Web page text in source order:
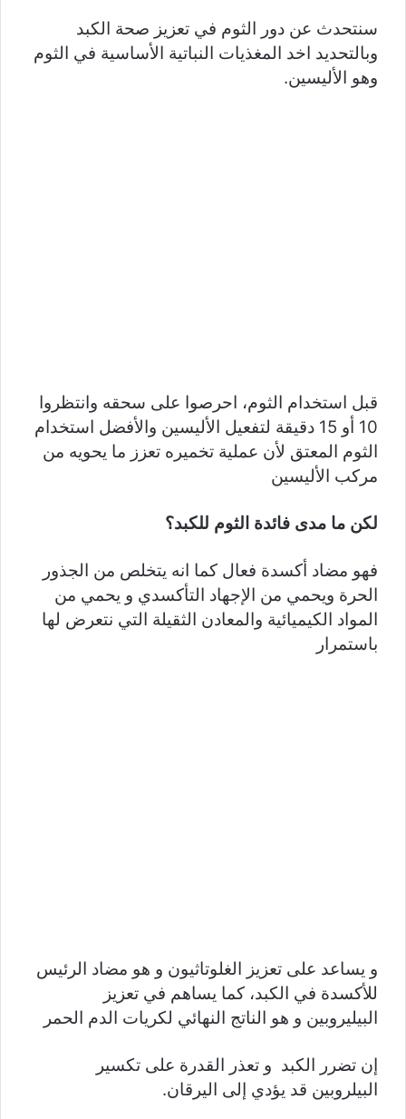
سنتحدث عن دور الثوم في تعزيز صحة الكبد
وبالتحديد اخد المغذيات النباتية الأساسية في الثوم
وهو الأليسين.
قبل استخدام الثوم، احرصوا على سحقه وانتظروا
10 أو 15 دقيقة لتفعيل الأليسين والأفضل استخدام
الثوم المعتق لأن عملية تخميره تعزز ما يحويه من
مركب الأليسين
لكن ما مدى فائدة الثوم للكبد؟
فهو مضاد أكسدة فعال كما انه يتخلص من الجذور
الحرة ويحمي من الإجهاد التأكسدي و يحمي من
المواد الكيميائية والمعادن الثقيلة التي نتعرض لها
باستمرار
و يساعد على تعزيز الغلوتاثيون و هو مضاد الرئيس
للأكسدة في الكبد، كما يساهم في تعزيز
البيليروبين و هو الناتج النهائي لكريات الدم الحمر
إن تضرر الكبد و تعذر القدرة على تكسير
البيلروبين قد يؤدي إلى اليرقان.